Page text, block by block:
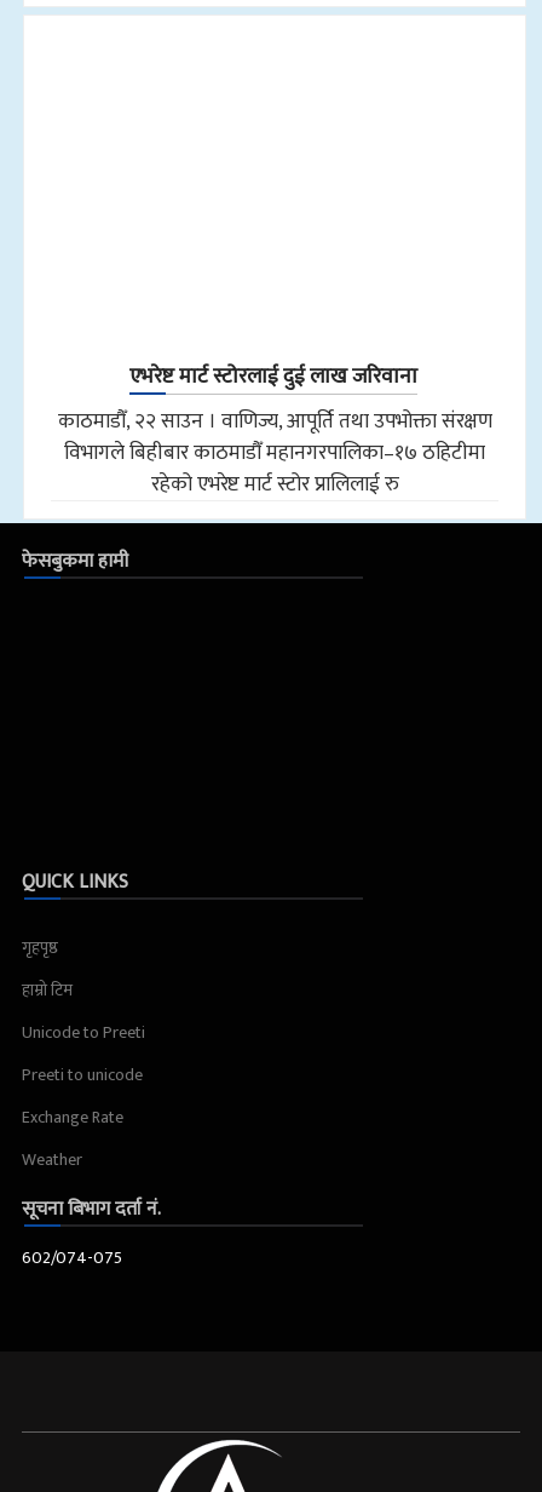
एभरेष्ट मार्ट स्टोरलाई दुई लाख जरिवाना
काठमाडौँ, २२ साउन । वाणिज्य, आपूर्ति तथा उपभोक्ता संरक्षण
विभागले बिहीबार काठमाडौँ महानगरपालिका–१७ ठहिटीमा
रहेको एभरेष्ट मार्ट स्टोर प्रालिलाई रु
फेसबुकमा हामी
QUICK LINKS
गृहपृष्ठ
हाम्रो टिम
Unicode to Preeti
Preeti to unicode
Exchange Rate
Weather
सूचना बिभाग दर्ता नं.
602/074-075